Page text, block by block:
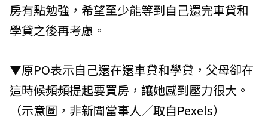
房有點勉強，希望至少能等到自己還完車貸和
學貸之後再考慮。
▼原PO表示自己還在還車貸和學貸，父母卻在
這時候頻頻提起要買房，讓她感到壓力很大。
（示意圖，非新聞當事人／取自Pexels）